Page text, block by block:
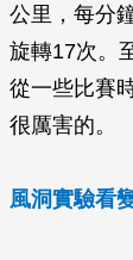
公里，每分
旋轉17次。
從一些比賽
很厲害的。
風洞實驗看